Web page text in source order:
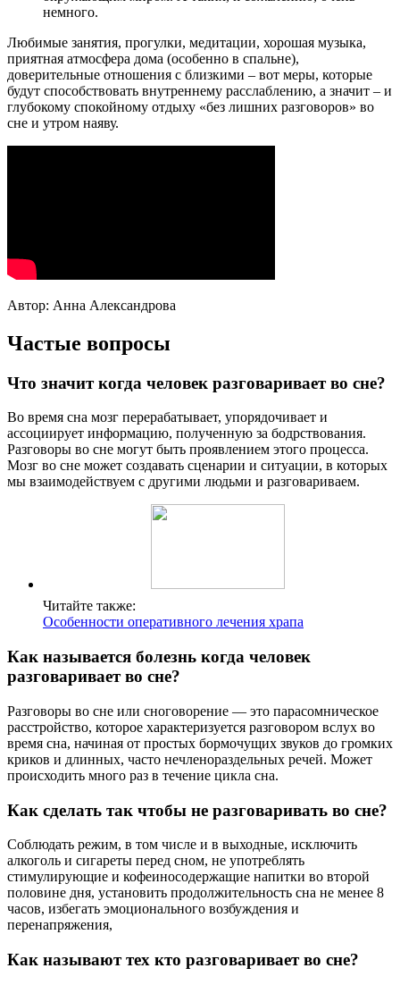
немного.
Любимые занятия, прогулки, медитации, хорошая музыка,
приятная атмосфера дома (особенно в спальне),
доверительные отношения с близкими – вот меры, которые
будут способствовать внутреннему расслаблению, а значит – и
глубокому спокойному отдыху «без лишних разговоров» во
сне и утром наяву.
Автор: Анна Александрова
Частые вопросы
Что значит когда человек разговаривает во сне?
Во время сна мозг перерабатывает, упорядочивает и
ассоциирует информацию, полученную за бодрствования.
Разговоры во сне могут быть проявлением этого процесса.
Мозг во сне может создавать сценарии и ситуации, в которых
мы взаимодействуем с другими людьми и разговариваем.
Читайте также:
Особенности оперативного лечения храпа
Как называется болезнь когда человек
разговаривает во сне?
Разговоры во сне или сноговорение — это парасомническое
расстройство, которое характеризуется разговором вслух во
время сна, начиная от простых бормочущих звуков до громких
криков и длинных, часто нечленораздельных речей. Может
происходить много раз в течение цикла сна.
Как сделать так чтобы не разговаривать во сне?
Соблюдать режим, в том числе и в выходные, исключить
алкоголь и сигареты перед сном, не употреблять
стимулирующие и кофеиносодержащие напитки во второй
половине дня, установить продолжительность сна не менее 8
часов, избегать эмоционального возбуждения и
перенапряжения,
Как называют тех кто разговаривает во сне?